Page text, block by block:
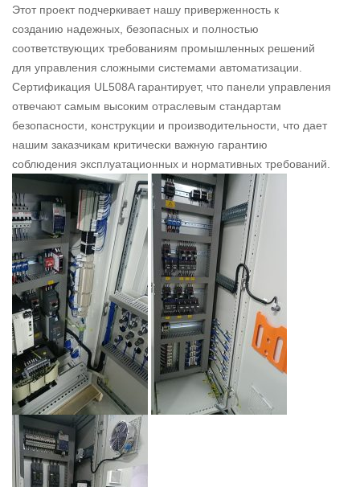
Этот проект подчеркивает нашу приверженность к
созданию надежных, безопасных и полностью
соответствующих требованиям промышленных решений
для управления сложными системами автоматизации.
Сертификация UL508A гарантирует, что панели управления
отвечают самым высоким отраслевым стандартам
безопасности, конструкции и производительности, что дает
нашим заказчикам критически важную гарантию
соблюдения эксплуатационных и нормативных требований.